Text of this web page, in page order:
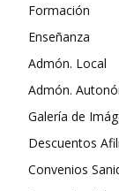
Formación
Enseñanza
Admón. Local
Admón.
Galería de
Descuentos
Convenios